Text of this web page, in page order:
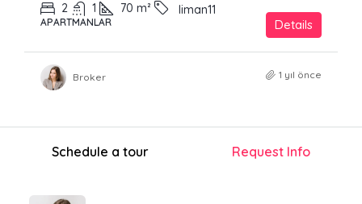
2 1 70 m² liman11
APARTMANLAR Details
Broker 1 yıl önce
Schedule a tour Request Info